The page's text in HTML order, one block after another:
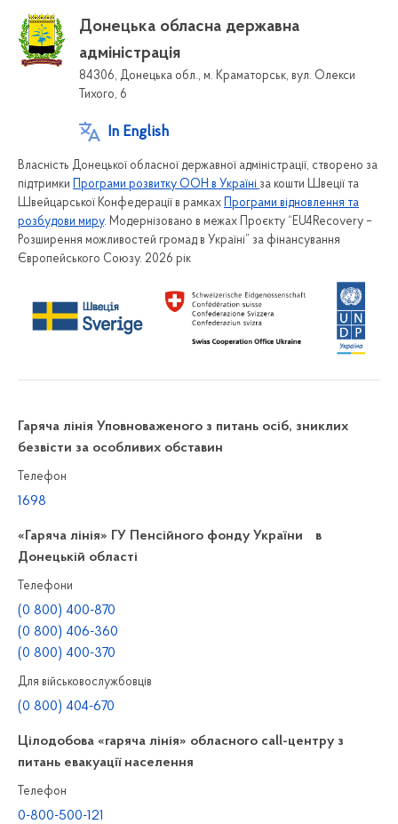
Донецька обласна державна
адміністрація
84306, Донецька обл., м. Краматорськ, вул. Олекси
Тихого, 6
In English
Власність Донецької обласної державної адміністрації, створено за
підтримки
Програми розвитку ООН в Україні за кошти Швеції та
Швейцарської Конфедерації в рамках
Програми відновлення та
розбудови миру. Модернізовано в межах Проєкту “EU4Recovery –
Розширення можливостей громад в Україні” за фінансування
Європейського Союзу. 2026 рік
Гаряча лінія Уповноваженого з питань осіб, зниклих
безвісти за особливих обставин
Телефон
1698
«Гаряча лінія» ГУ Пенсійного фонду України в
Донецькій області
Телефони
(0 800) 400-870
(0 800) 406-360
(0 800) 400-370
Для військовослужбовців
(0 800) 404-670
Цілодобова «гаряча лінія» обласного call-центру з
питань евакуації населення
Телефон
0-800-500-121